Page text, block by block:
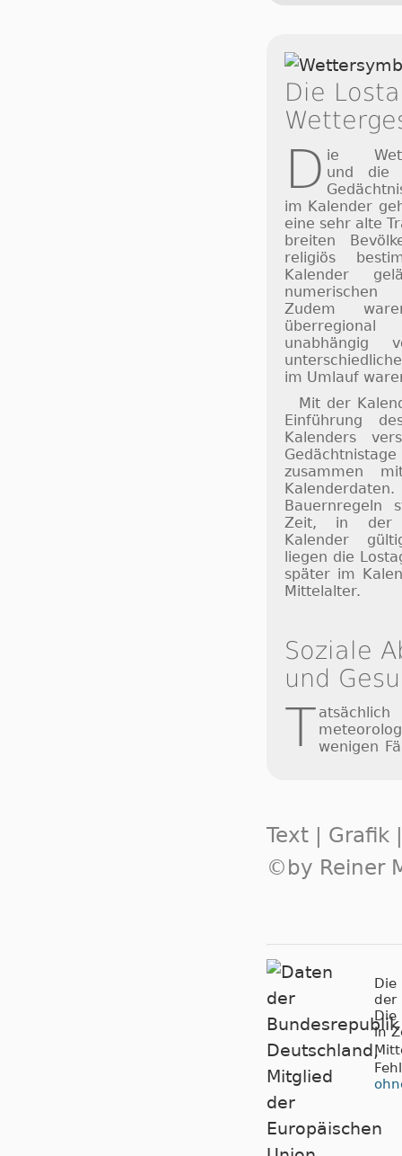
Die
D ie
und die
im Kalender
eine sehr alte
breiten
religiös
Kalender
numerischen
Zudem
unabhängig
im Umlauf
Mit der
Einführung
Kalenders
zusammen
Bauernregeln
Zeit, in der
Kalender
liegen die
später im
Mittelalter.
Soziale
und
Twenigen
Text | Grafik
©by Reiner
Die
der
Die
in